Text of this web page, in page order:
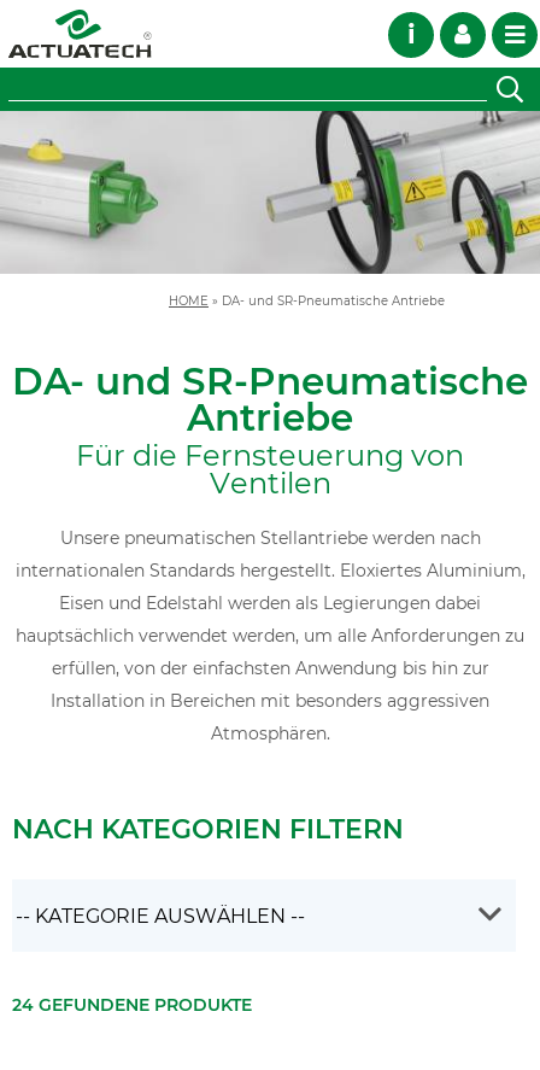
i
HOME » DA- und SR-Pneumatische Antriebe
DA- und SR-Pneumatische
Antriebe
Für die Fernsteuerung von
Ventilen
Unsere pneumatischen Stellantriebe werden nach
internationalen Standards hergestellt. Eloxiertes Aluminium,
Eisen und Edelstahl werden als Legierungen dabei
hauptsächlich verwendet werden, um alle Anforderungen zu
erfüllen, von der einfachsten Anwendung bis hin zur
Installation in Bereichen mit besonders aggressiven
Atmosphären.
NACH KATEGORIEN FILTERN
24 GEFUNDENE PRODUKTE